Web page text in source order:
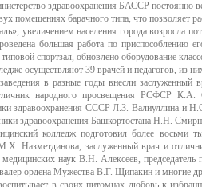
здравоохранения БАССР постоянно
помещениях барачного типа, что позволяет
увеличением населения города возросла
большая работа по приспособлению
спортзал, обновлено оборудование
осуществляют 39 врачей и педагогов,
заведения в разные годы внесли
народного просвещения РСФСР К.А.
здравоохранения СССР Л.З. Валиуллина
здравоохранения Башкортостана Н.Н.
колледж подготовил более восьми
Назметдинова, заслуженный врач и
медицинских наук В.Н. Алексеев,
ордена Мужества В.Г. Щипакин и многие
в своих питомцах любовь к